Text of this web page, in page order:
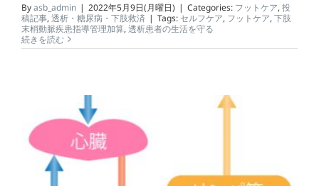
Byasb_admin | 2022年5月9日(月曜日) | Categories: フットケア, 投
稿記事, 透析・糖尿病・下肢救済 | Tags: セルフケア, フットケア, 下肢
末梢動脈疾患指導管理加算, 透析患者の生活を守る
続きを読む